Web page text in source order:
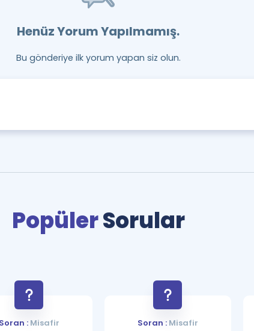
Henüz Yorum Yapılmamış.
Bu gönderiye ilk yorum yapan siz olun.
PopülerSorular
Soran :Misafir Soran :Misafir